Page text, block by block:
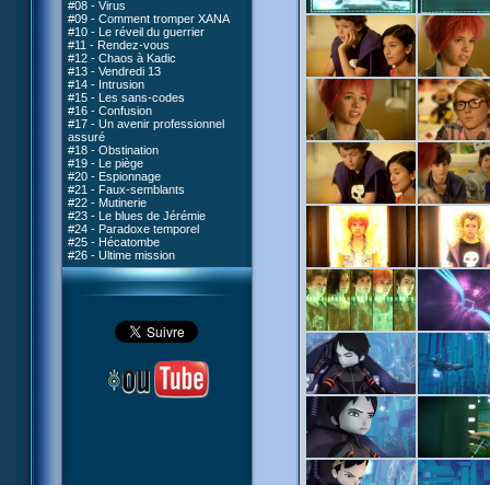
#08 - Virus
#09 - Comment tromper XANA
#10 - Le réveil du guerrier
#11 - Rendez-vous
#12 - Chaos à Kadic
#13 - Vendredi 13
#14 - Intrusion
#15 - Les sans-codes
#16 - Confusion
#17 - Un avenir professionnel
assuré
#18 - Obstination
#19 - Le piège
#20 - Espionnage
#21 - Faux-semblants
#22 - Mutinerie
#23 - Le blues de Jérémie
#24 - Paradoxe temporel
#25 - Hécatombe
#26 - Ultime mission